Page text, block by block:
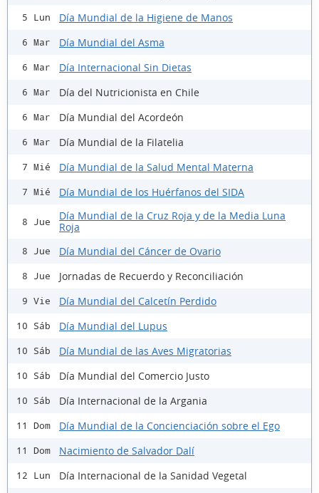
5 Lun Día Mundial de la Higiene de Manos
6 Mar Día Mundial del Asma
6 Mar Día Internacional Sin Dietas
6 Mar Día del Nutricionista en Chile
6 Mar Día Mundial del Acordeón
6 Mar Día Mundial de la Filatelia
7 Mié Día Mundial de la Salud Mental Materna
7 Mié Día Mundial de los Huérfanos del SIDA
8 Jue
Día Mundial de la Cruz Roja y de la Media Luna
Roja
8 Jue Día Mundial del Cáncer de Ovario
8 Jue Jornadas de Recuerdo y Reconciliación
9 Vie Día Mundial del Calcetín Perdido
10 Sáb Día Mundial del Lupus
10 Sáb Día Mundial de las Aves Migratorias
10 Sáb Día Mundial del Comercio Justo
10 Sáb Día Internacional de la Argania
11 Dom Día Mundial de la Concienciación sobre el Ego
11 Dom Nacimiento de Salvador Dalí
12 Lun Día Internacional de la Sanidad Vegetal